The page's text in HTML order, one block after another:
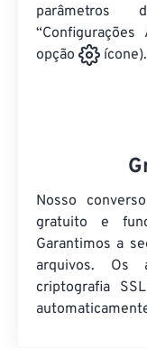
parâmetros
opção
ícone).
Nosso
gratuito e
Garantimos a
arquivos. Os
criptografia